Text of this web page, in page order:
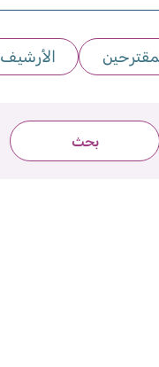
الأرشيف
بحث